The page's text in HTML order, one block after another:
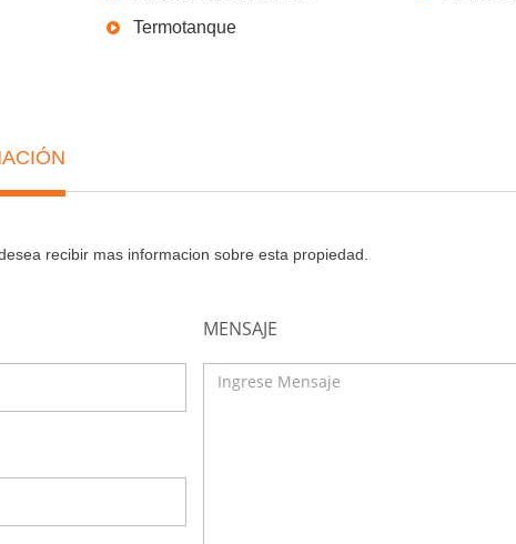
Termotanque
recibir mas informacion sobre esta propiedad.
MENSAJE